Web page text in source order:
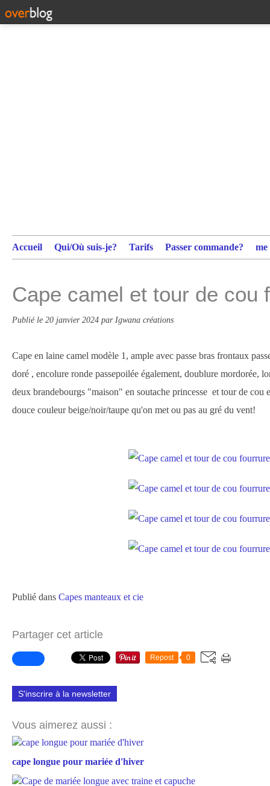
Accueil Qui/Où suis-je? Tarifs Passer commande?
Cape camel et tour de cou
Publié le 20 janvier 2024 par Igwana créations
Cape en laine camel modèle 1, ample avec passe bras frontaux
doré , encolure ronde passepoilée également, doublure mordorée,
deux brandebourgs "maison" en soutache princesse et tour de cou
douce couleur beige/noir/taupe qu'on met ou pas au gré du vent!
Publié dans Capes manteaux et cie
Partager cet article
Repost 0
S'inscrire à la newsletter
Vous aimerez aussi :
cape longue pour mariée d'hiver